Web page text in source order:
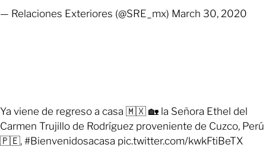
— Relaciones Exteriores (@SRE_mx) March 30, 2020
Ya viene de regreso a casa 🇲🇽 🏡 la Señora Ethel del
Carmen Trujillo de Rodríguez proveniente de Cuzco, Perú
🇵🇪, #Bienvenidosacasa pic.twitter.com/kwkFtiBeTX